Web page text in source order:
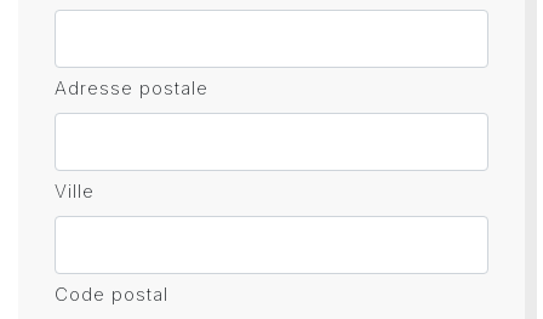
Adresse postale
Ville
Code postal